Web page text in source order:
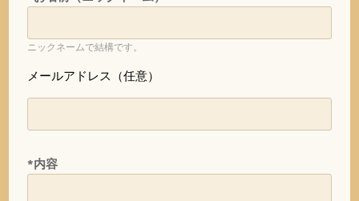
ニックネームで結構です。
メールアドレス（任意）
*内容